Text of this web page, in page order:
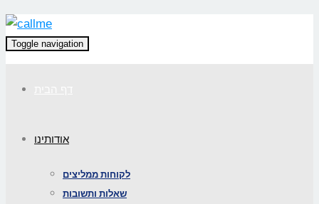
Toggle navigation
אודותינו
לקוחות ממליצים
שאלות ותשובות